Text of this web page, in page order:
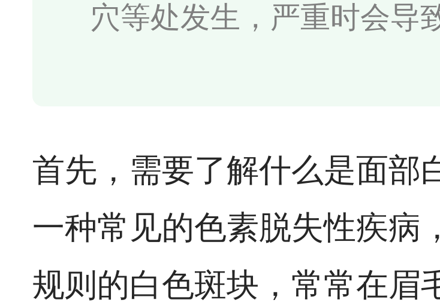
穴等处发生，严重时会导
首先，需要了解什么是面部
一种常见的色素脱失性疾病
规则的白色斑块，常常在眉